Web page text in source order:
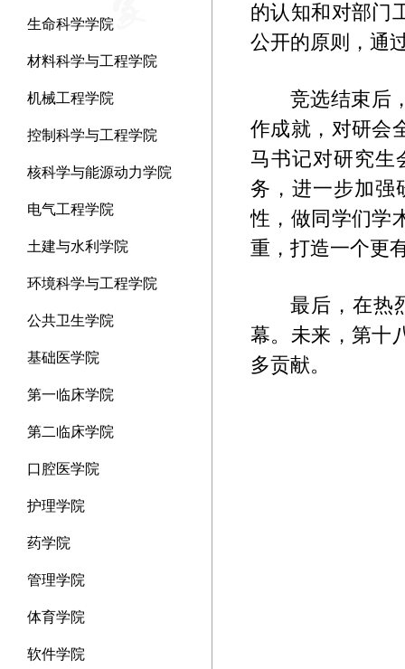
生命科学学院
材料科学与工程学院
机械工程学院
控制科学与工程学院
核科学与能源动力学院
电气工程学院
土建与水利学院
环境科学与工程学院
公共卫生学院
基础医学院
第一临床学院
第二临床学院
口腔医学院
护理学院
药学院
管理学院
体育学院
软件学院
的认知和对部门
公开的原则，通
竞选结束后
作成就，对研会
马书记对研究生
务，进一步加强
性，做同学们学
重，打造一个更
最后，在热
幕。未来，第十
多贡献。